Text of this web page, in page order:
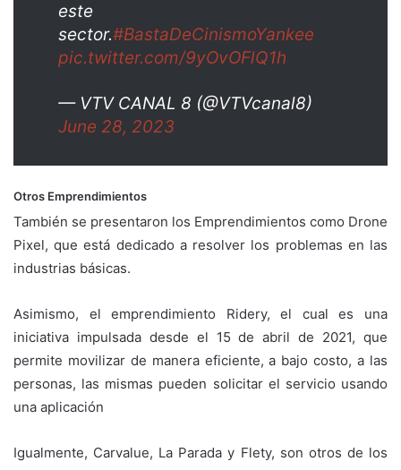
este
sector.#BastaDeCinismoYankee
pic.twitter.com/9yOvOFlQ1h
— VTV CANAL 8 (@VTVcanal8)
June 28, 2023
Otros Emprendimientos
También se presentaron los Emprendimientos como Drone
Pixel, que está dedicado a resolver los problemas en las
industrias básicas.
Asimismo, el emprendimiento Ridery, el cual es una
iniciativa impulsada desde el 15 de abril de 2021, que
permite movilizar de manera eficiente, a bajo costo, a las
personas, las mismas pueden solicitar el servicio usando
una aplicación
Igualmente, Carvalue, La Parada y Flety, son otros de los